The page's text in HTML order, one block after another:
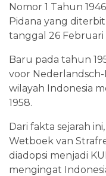
Nomor 1 Tahun
Pidana yang
tanggal 26 Februari
Baru pada tahun
voor
wilayah Indonesia
1958.
Dari fakta sejarah
Wetboek van
diadopsi menjadi
mengingat